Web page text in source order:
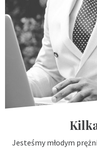
Jesteśmy młodym